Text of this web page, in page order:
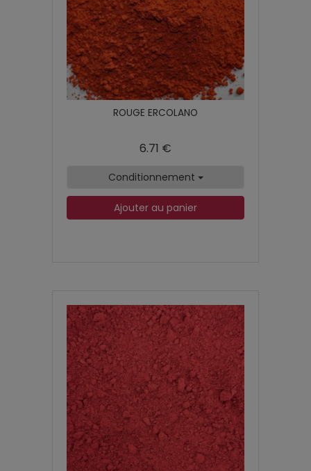
ROUGE ERCOLANO
6.71 €
Conditionnement
Ajouter au panier